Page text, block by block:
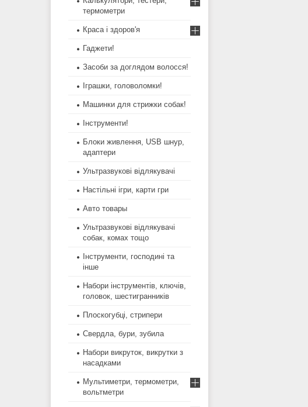
термометри
Краса і здоров'я
Гаджети!
Засоби за доглядом волосся!
Іграшки, головоломки!
Машинки для стрижки собак!
Інструменти!
Блоки живлення, USB шнур,
адаптери
Ультразвукові відлякувачі
Настільні ігри, карти гри
Авто товары
Ультразвукові відлякувачі
собак, комах тощо
Інструменти, господині та
інше
Набори інструментів, ключів,
головок, шестигранників
Плоскогубці, стрипери
Свердла, бури, зубила
Набори викруток, викрутки з
насадками
Мультиметри, термометри,
вольтметри